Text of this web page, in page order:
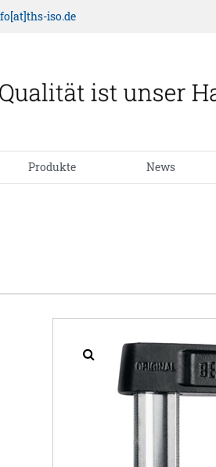
iso.de
Produkte News